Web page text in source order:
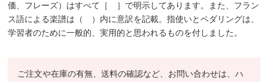
価、フレーズ）はすべて［ ］で明示してあります。また、フラン
ス語による楽譜は（ ）内に意訳を記載。指使いとペダリングは、
学習者のために一般的、実用的と思われるものを付しました。
ご注文や在庫の有無、送料の確認など、お問い合わせは、ハ